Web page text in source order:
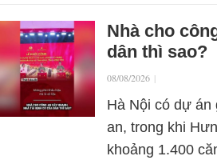
Nhà cho
dân thì sao?
08/08/2026 |
Hà Nội có dự án
an, trong khi
khoảng 1.400